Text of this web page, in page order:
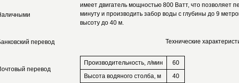
перевод
перевод
имеет двигатель мощностью 800 Ватт, что позволяет
минуту и производить забор воды с глубины до 9
высоту до 40 м.
Технические
Производительность, л/мин
60
Высота водяного столба, м
40